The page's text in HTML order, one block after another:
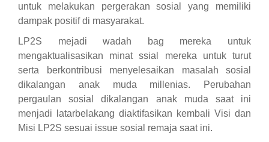
untuk melakukan pergerakan sosial yang memiliki
dampak positif di masyarakat.
LP2S mejadi wadah bag mereka untuk
mengaktualisasikan minat ssial mereka untuk turut
serta berkontribusi menyelesaikan masalah sosial
dikalangan anak muda millenias. Perubahan
pergaulan sosial dikalangan anak muda saat ini
menjadi latarbelakang diaktifasikan kembali Visi dan
Misi LP2S sesuai issue sosial remaja saat ini.